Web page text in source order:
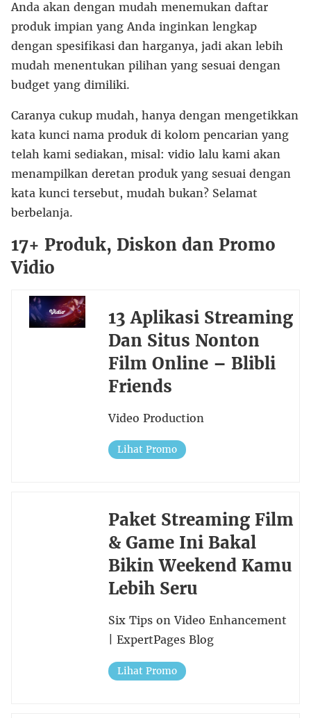
Anda akan dengan mudah menemukan daftar
produk impian yang Anda inginkan lengkap
dengan spesifikasi dan harganya, jadi akan lebih
mudah menentukan pilihan yang sesuai dengan
budget yang dimiliki.
Caranya cukup mudah, hanya dengan mengetikkan
kata kunci nama produk di kolom pencarian yang
telah kami sediakan, misal: vidio lalu kami akan
menampilkan deretan produk yang sesuai dengan
kata kunci tersebut, mudah bukan? Selamat
berbelanja.
17+ Produk, Diskon dan Promo
Vidio
13 Aplikasi Streaming
Dan Situs Nonton
Film Online – Blibli
Friends
Video Production
Lihat Promo
Paket Streaming Film
& Game Ini Bakal
Bikin Weekend Kamu
Lebih Seru
Six Tips on Video Enhancement
| ExpertPages Blog
Lihat Promo